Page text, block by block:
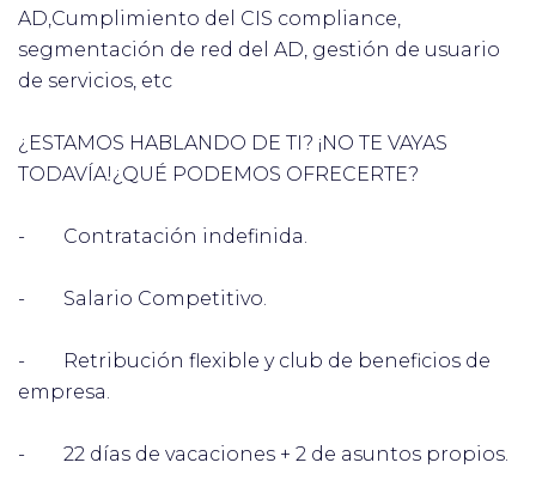
AD,Cumplimiento del CIS compliance,
segmentación de red del AD, gestión de usuario
de servicios, etc
¿ESTAMOS HABLANDO DE TI? ¡NO TE VAYAS
TODAVÍA!¿QUÉ PODEMOS OFRECERTE?
- Contratación indefinida.
- Salario Competitivo.
- Retribución flexible y club de beneficios de
empresa.
- 22 días de vacaciones + 2 de asuntos propios.